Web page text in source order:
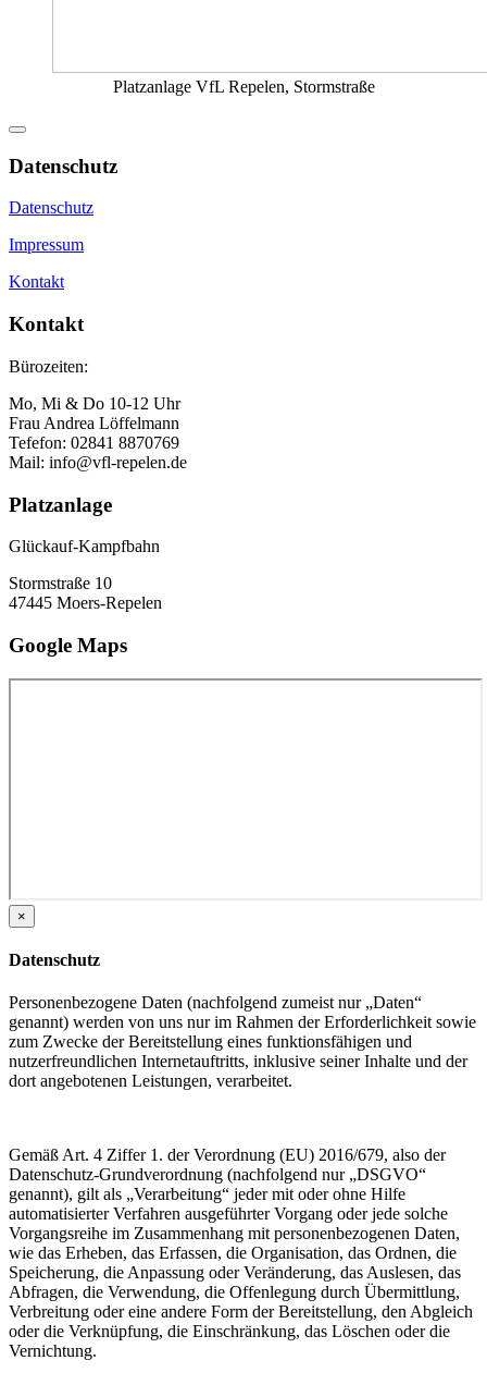
Platzanlage VfL Repelen, Stormstraße
Datenschutz
Datenschutz
Impressum
Kontakt
Kontakt
Bürozeiten:
Mo, Mi & Do 10-12 Uhr
Frau Andrea Löffelmann
Tefefon: 02841 8870769
Mail: info@vfl-repelen.de
Platzanlage
Glückauf-Kampfbahn
Stormstraße 10
47445 Moers-Repelen
Google Maps
×
Datenschutz
Personenbezogene Daten (nachfolgend zumeist nur „Daten“
genannt) werden von uns nur im Rahmen der Erforderlichkeit sowie
zum Zwecke der Bereitstellung eines funktionsfähigen und
nutzerfreundlichen Internetauftritts, inklusive seiner Inhalte und der
dort angebotenen Leistungen, verarbeitet.
Gemäß Art. 4 Ziffer 1. der Verordnung (EU) 2016/679, also der
Datenschutz-Grundverordnung (nachfolgend nur „DSGVO“
genannt), gilt als „Verarbeitung“ jeder mit oder ohne Hilfe
automatisierter Verfahren ausgeführter Vorgang oder jede solche
Vorgangsreihe im Zusammenhang mit personenbezogenen Daten,
wie das Erheben, das Erfassen, die Organisation, das Ordnen, die
Speicherung, die Anpassung oder Veränderung, das Auslesen, das
Abfragen, die Verwendung, die Offenlegung durch Übermittlung,
Verbreitung oder eine andere Form der Bereitstellung, den Abgleich
oder die Verknüpfung, die Einschränkung, das Löschen oder die
Vernichtung.